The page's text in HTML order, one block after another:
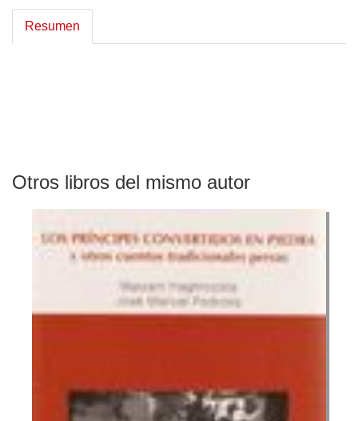
Resumen
Otros libros del mismo autor